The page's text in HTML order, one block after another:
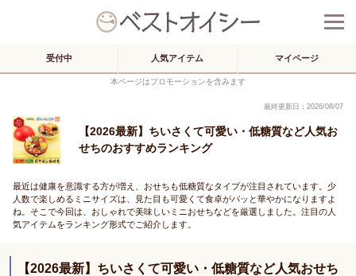
受付中 人気アイテム マイページ
本ページはプロモーションを含みます
最終更新日：2026/08/07
【2026最新】ちいさくて可愛い・低糖質など人気お
せちのおすすめランキング
最近は健康を意識する方が増え、おせちも低糖質なタイプが注目されています。少
人数で楽しめるミニサイズは、見た目も可愛くて食卓がパッと華やかになりますよ
ね。そこで今回は、おしゃれで美味しいミニおせちなどを厳選しました。注目の人
気アイテムをランキング形式でご紹介します。
【2026最新】ちいさくて可愛い・低糖質など人気おせち